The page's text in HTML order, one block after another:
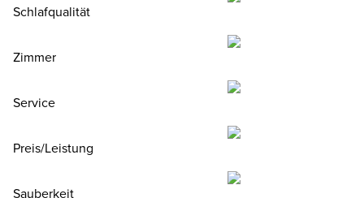
Schlafqualität
Zimmer
Service
Preis/Leistung
Sauberkeit